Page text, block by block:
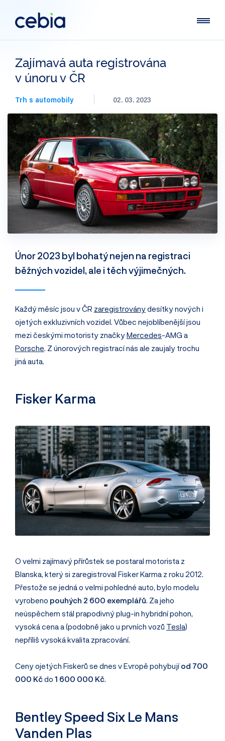
Zajímavá auta registrována
v únoru v ČR
Trh s automobily 02. 03. 2023
Únor 2023 byl bohatý nejen na registraci
běžných vozidel, ale i těch výjimečných.
Každý měsíc jsou v ČR zaregistroványdesítky nových i
ojetých exkluzivních vozidel. Vůbec nejoblíbenější jsou
mezi českými motoristy značkyMercedes-AMG a
Porsche. Z únorových registrací nás ale zaujaly trochu
jiná auta.
Fisker Karma
O velmi zajímavý přírůstek se postaral motorista z
Blanska, který si zaregistroval Fisker Karma z roku 2012.
Přestože se jedná o velmi pohledné auto, bylo modelu
vyrobeno pouhých 2 600 exemplářů. Za jeho
neúspěchem stál prapodivný plug-in hybridní pohon,
vysoká cena a (podobně jako u prvních vozů Tesla)
nepříliš vysoká kvalita zpracování.
Ceny ojetých Fiskerů se dnes v Evropě pohybujíod 700
000 Kčdo 1 600 000 Kč.
Bentley Speed Six Le Mans
Vanden Plas